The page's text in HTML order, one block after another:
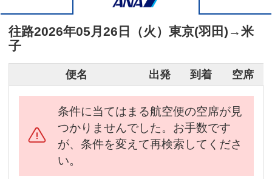
往路2026年05月26日（火） 東京(羽田) →米
子
便名 出発 到着 空席
条件に当てはまる航空便の空席が見
つかりませんでした。お手数です
が、条件を変えて再検索してくださ
い。